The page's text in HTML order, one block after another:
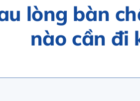
lòng bàn
nào cần đi